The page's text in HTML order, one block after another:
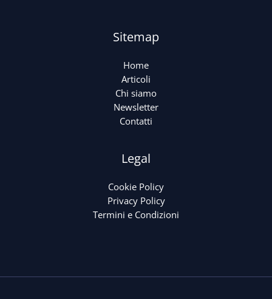
Sitemap
Home
Articoli
Chi siamo
Newsletter
Contatti
Legal
Cookie Policy
Privacy Policy
Termini e Condizioni